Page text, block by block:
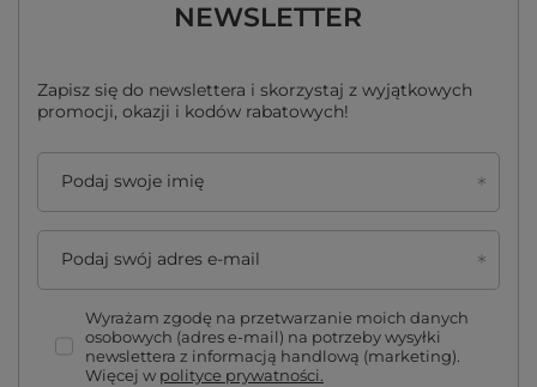
NEWSLETTER
Zapisz się do newslettera i skorzystaj z wyjątkowych
promocji, okazji i kodów rabatowych!
Podaj swoje imię
Podaj swój adres e-mail
Wyrażam zgodę na przetwarzanie moich danych
osobowych (adres e-mail) na potrzeby wysyłki
newslettera z informacją handlową (marketing).
Więcej w polityce prywatności.